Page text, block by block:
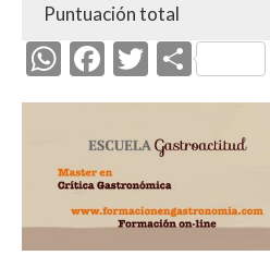
Puntuación total
W
h
s
A
p
F
ac
b
o
o
T
w
itt
er
C
o
p
ar
ti